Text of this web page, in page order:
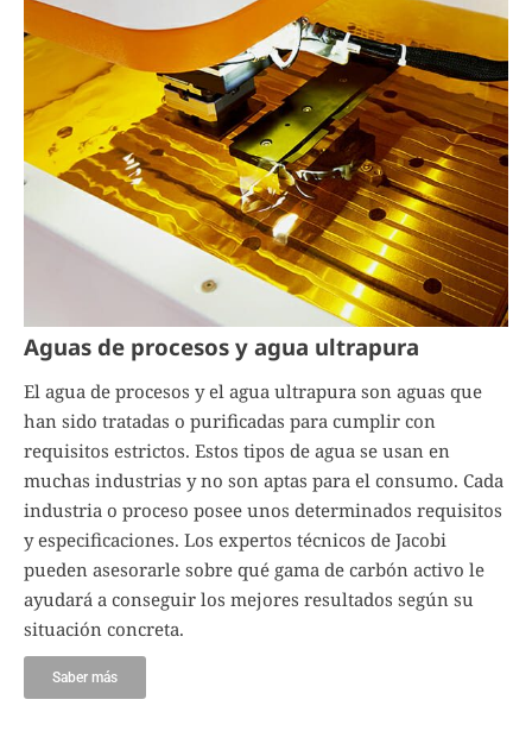
Aguas de procesos y agua ultrapura
El agua de procesos y el agua ultrapura son aguas que
han sido tratadas o purificadas para cumplir con
requisitos estrictos. Estos tipos de agua se usan en
muchas industrias y no son aptas para el consumo. Cada
industria o proceso posee unos determinados requisitos
y especificaciones. Los expertos técnicos de Jacobi
pueden asesorarle sobre qué gama de carbón activo le
ayudará a conseguir los mejores resultados según su
situación concreta.
Saber más